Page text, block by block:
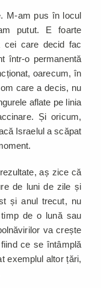
M-am pus în locul
putut. E foarte
cei care decid fac
într-o permanentă
oarecum, în
care a decis, nu
aflate pe linia
Și oricum,
Israelul a scăpat
aș zice că
de luni de zile și
și anul trecut, nu
de o lună sau
va crește
ce se întâmplă
exemplul altor țări,